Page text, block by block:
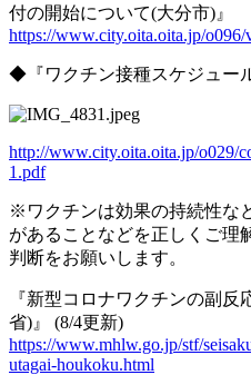
付の開始について(大分市) 』
https://www.city.oita.oita.jp/o096/
◆『ワクチン接種スケジュー
http://www.city.oita.oita.jp/o029/
1.pdf
※ ワクチンは効果の持続性な
があることなどを正しくご理
判断をお願いします。
『新型コロナワクチンの副反
省) 』 (8/4更新)
https://www.mhlw.go.jp/stf/
utagai-houkoku.html